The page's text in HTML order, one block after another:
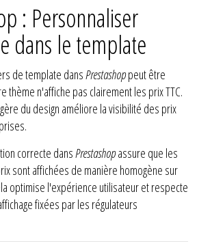
: Personnaliser
dans le template
de template dansPrestashoppeut être
thème n'affiche pas clairement les prix TTC.
du design améliore la visibilité des prix
correcte dansPrestashopassure que les
sont affichées de manière homogène sur
optimise l'expérience utilisateur et respecte
fixées par les régulateurs